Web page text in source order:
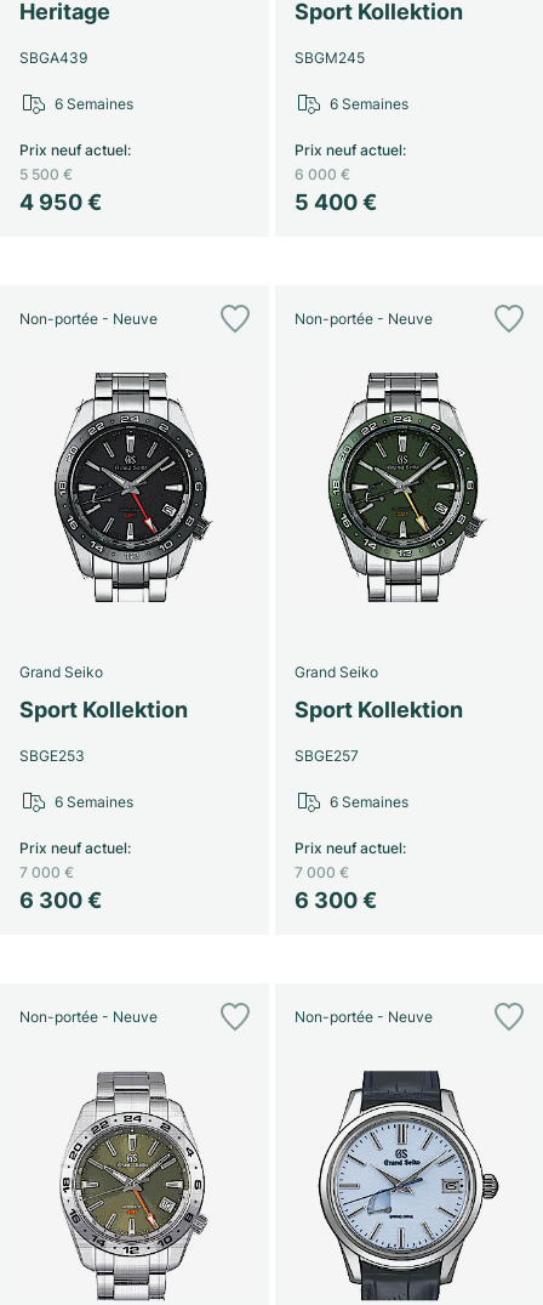
Heritage
SBGA439
4 950 €
Prix neuf actuel:
5 500 €
6 Semaines
Sport Kollektion
SBGM245
5 400 €
Prix neuf actuel:
6 000 €
6 Semaines
Non-portée - Neuve
Grand Seiko
Sport Kollektion
SBGE253
6 300 €
Prix neuf actuel:
7 000 €
6 Semaines
Non-portée - Neuve
Grand Seiko
Sport Kollektion
SBGE257
6 300 €
Prix neuf actuel:
7 000 €
6 Semaines
Non-portée - Neuve Non-portée - Neuve